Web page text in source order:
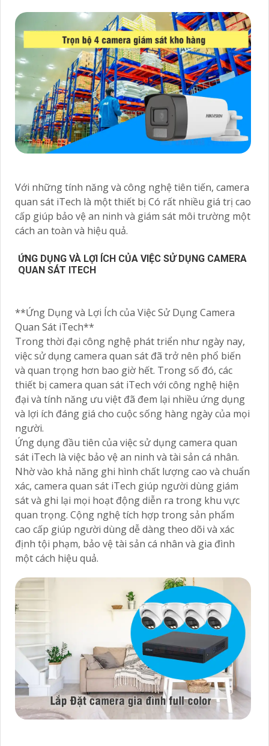
Với những tính năng và công nghệ tiên tiến, camera
quan sát iTech là một thiết bị Có rất nhiều giá trị cao
cấp giúp bảo vệ an ninh và giám sát môi trường một
cách an toàn và hiệu quả.
ỨNG DỤNG VÀ LỢI ÍCH CỦA VIỆC SỬ DỤNG CAMERA
QUAN SÁT ITECH
**Ứng Dụng và Lợi Ích của Việc Sử Dụng Camera
Quan Sát iTech**
Trong thời đại công nghệ phát triển như ngày nay,
việc sử dụng camera quan sát đã trở nên phổ biến
và quan trọng hơn bao giờ hết. Trong số đó, các
thiết bị camera quan sát iTech với công nghệ hiện
đại và tính năng ưu việt đã đem lại nhiều ứng dụng
và lợi ích đáng giá cho cuộc sống hàng ngày của mọi
người.
Ứng dụng đầu tiên của việc sử dụng camera quan
sát iTech là việc bảo vệ an ninh và tài sản cá nhân.
Nhờ vào khả năng ghi hình chất lượng cao và chuẩn
xác, camera quan sát iTech giúp người dùng giám
sát và ghi lại mọi hoạt động diễn ra trong khu vực
quan trọng. Cộng nghệ tích hợp trong sản phẩm
cao cấp giúp người dùng dễ dàng theo dõi và xác
định tội phạm, bảo vệ tài sản cá nhân và gia đình
một cách hiệu quả.